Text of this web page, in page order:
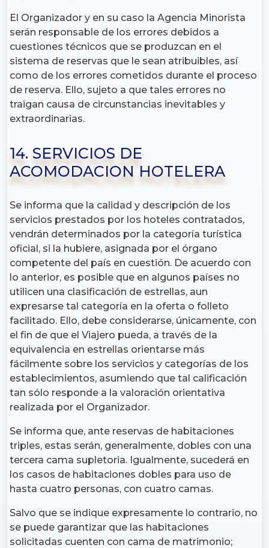
El Organizador y en su caso la Agencia Minorista
serán responsable de los errores debidos a
cuestiones técnicos que se produzcan en el
sistema de reservas que le sean atribuibles, así
como de los errores cometidos durante el proceso
de reserva. Ello, sujeto a que tales errores no
traigan causa de circunstancias inevitables y
extraordinarias.
14. SERVICIOS DE
ACOMODACION HOTELERA
Se informa que la calidad y descripción de los
servicios prestados por los hoteles contratados,
vendrán determinados por la categoría turística
oficial, si la hubiere, asignada por el órgano
competente del país en cuestión. De acuerdo con
lo anterior, es posible que en algunos países no
utilicen una clasificación de estrellas, aun
expresarse tal categoría en la oferta o folleto
facilitado. Ello, debe considerarse, únicamente, con
el fin de que el Viajero pueda, a través de la
equivalencia en estrellas orientarse más
fácilmente sobre los servicios y categorías de los
establecimientos, asumiendo que tal calificación
tan sólo responde a la valoración orientativa
realizada por el Organizador.
Se informa que, ante reservas de habitaciones
triples, estas serán, generalmente, dobles con una
tercera cama supletoria. Igualmente, sucederá en
los casos de habitaciones dobles para uso de
hasta cuatro personas, con cuatro camas.
Salvo que se indique expresamente lo contrario, no
se puede garantizar que las habitaciones
solicitadas cuenten con cama de matrimonio;